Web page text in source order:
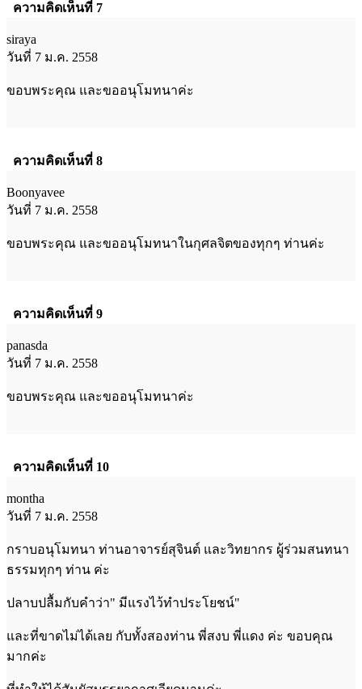
ความคิดเห็นที่ 7
siraya
วันที่ 7 ม.ค. 2558
ขอบพระคุณ และขออนุโมทนาค่ะ
ความคิดเห็นที่ 8
Boonyavee
วันที่ 7 ม.ค. 2558
ขอบพระคุณ และขออนุโมทนาในกุศลจิตของทุกๆ ท่านค่ะ
ความคิดเห็นที่ 9
panasda
วันที่ 7 ม.ค. 2558
ขอบพระคุณ และขออนุโมทนาค่ะ
ความคิดเห็นที่ 10
montha
วันที่ 7 ม.ค. 2558
กราบอนุโมทนา ท่านอาจารย์สุจินต์ และวิทยากร ผู้ร่วมสนทนา
ธรรมทุกๆ ท่าน ค่ะ
ปลาบปลื้มกับคำว่า" มีแรงไว้ทำประโยชน์"
และที่ขาดไม่ได้เลย กับทั้งสองท่าน พี่สงบ พี่แดง ค่ะ ขอบคุณ
มากค่ะ